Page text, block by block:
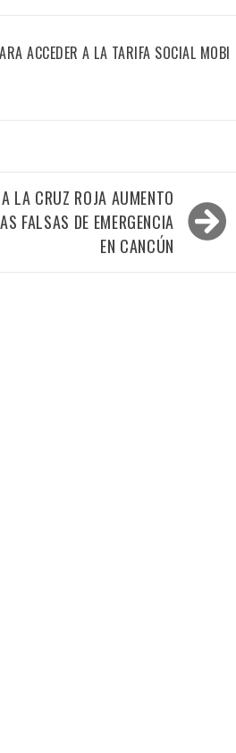
ACCEDER A LA TARIFA SOCIAL MOBI
LA CRUZ ROJA AUMENTO
FALSAS DE EMERGENCIA
EN CANCÚN